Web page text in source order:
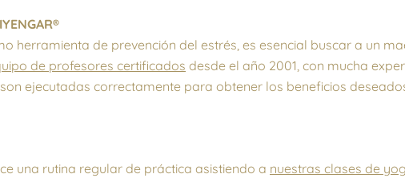
herramienta de prevención del estrés, es esencial buscar a un
de profesores certificados desde el año 2001, con mucha
ejecutadas correctamente para obtener los beneficios
una rutina regular de práctica asistiendo a nuestras clases de